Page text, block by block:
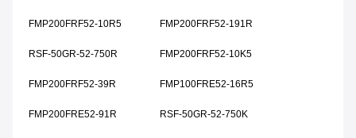
FMP200FRF52-10R5 FMP200FRF52-191R
RSF-50GR-52-750R FMP200FRF52-10K5
FMP200FRF52-39R FMP100FRE52-16R5
FMP200FRE52-91R RSF-50GR-52-750K